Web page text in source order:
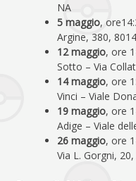
NA
5 maggio,
Argine, 380,
12 maggio, ore
Sotto – Via
14 maggio, ore
Vinci – Viale
19 maggio, ore
Adige – Viale
26 maggio, ore
Via L. Gorgni,